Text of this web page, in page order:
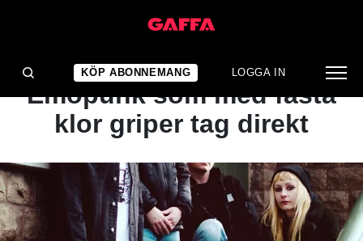
KÖP ABONNEMANG LOGGA IN
ARTIKEL
BÄST JUST NU:
Emopunk som med fasta
klor griper tag direkt